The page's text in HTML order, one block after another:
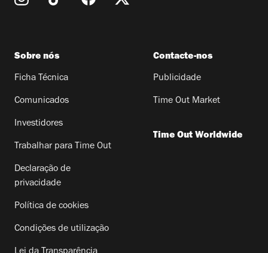
Sobre nós
Ficha Técnica
Comunicados
Investidores
Trabalhar para Time Out
Declaração de
privacidade
Política de cookies
Condições de utilização
Contacte-nos
Publicidade
Time Out Market
Time Out Worldwide